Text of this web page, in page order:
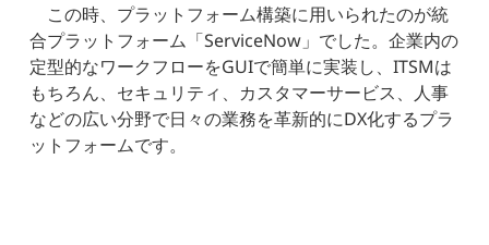
この時、プラットフォーム構築に用いられたのが統
合プラットフォーム「ServiceNow」でした。企業内の
定型的なワークフローをGUIで簡単に実装し、ITSMは
もちろん、セキュリティ、カスタマーサービス、人事
などの広い分野で日々の業務を革新的にDX化するプラ
ットフォームです。